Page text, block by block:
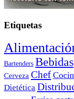
Etiquetas
Bartenders Bebidas
Cerveza Chef
Dietética